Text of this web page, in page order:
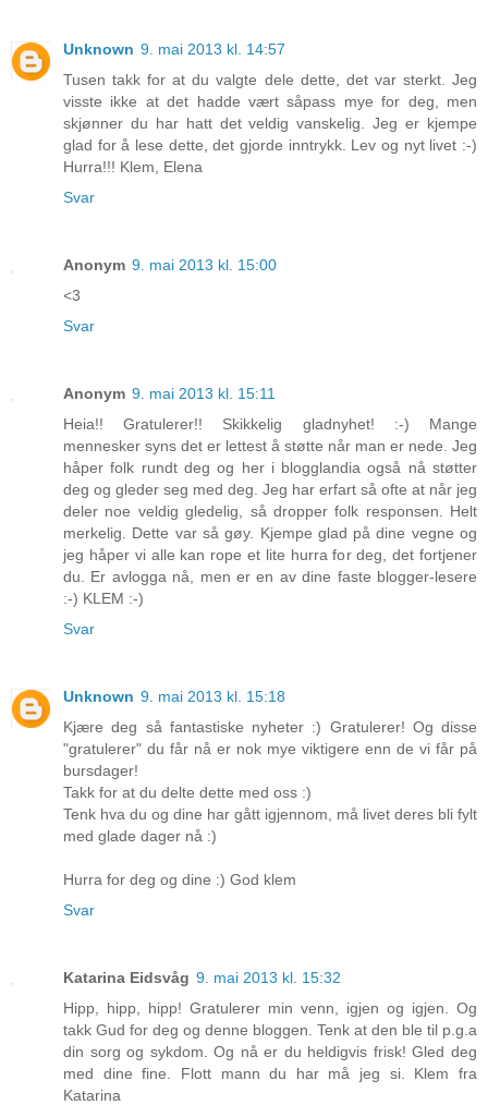
Unknown 9. mai 2013 kl. 14:57
Tusen takk for at du valgte dele dette, det var sterkt. Jeg
visste ikke at det hadde vært såpass mye for deg, men
skjønner du har hatt det veldig vanskelig. Jeg er kjempe
glad for å lese dette, det gjorde inntrykk. Lev og nyt livet :-)
Hurra!!! Klem, Elena
Svar
Anonym 9. mai 2013 kl. 15:00
<3
Svar
Anonym 9. mai 2013 kl. 15:11
Heia!! Gratulerer!! Skikkelig gladnyhet! :-) Mange
mennesker syns det er lettest å støtte når man er nede. Jeg
håper folk rundt deg og her i blogglandia også nå støtter
deg og gleder seg med deg. Jeg har erfart så ofte at når jeg
deler noe veldig gledelig, så dropper folk responsen. Helt
merkelig. Dette var så gøy. Kjempe glad på dine vegne og
jeg håper vi alle kan rope et lite hurra for deg, det fortjener
du. Er avlogga nå, men er en av dine faste blogger-lesere
:-) KLEM :-)
Svar
Unknown 9. mai 2013 kl. 15:18
Kjære deg så fantastiske nyheter :) Gratulerer! Og disse
"gratulerer" du får nå er nok mye viktigere enn de vi får på
bursdager!
Takk for at du delte dette med oss :)
Tenk hva du og dine har gått igjennom, må livet deres bli fylt
med glade dager nå :)
Hurra for deg og dine :) God klem
Svar
Katarina Eidsvåg 9. mai 2013 kl. 15:32
Hipp, hipp, hipp! Gratulerer min venn, igjen og igjen. Og
takk Gud for deg og denne bloggen. Tenk at den ble til p.g.a
din sorg og sykdom. Og nå er du heldigvis frisk! Gled deg
med dine fine. Flott mann du har må jeg si. Klem fra
Katarina